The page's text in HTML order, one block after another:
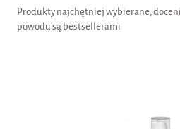
Produkty najchętniej wybierane,
powodu są bestsellerami